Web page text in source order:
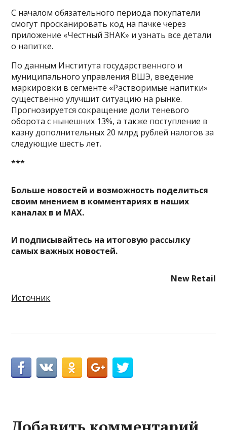
С началом обязательного периода покупатели
смогут просканировать код на пачке через
приложение «Честный ЗНАК» и узнать все детали
о напитке.
По данным Института государственного и
муниципального управления ВШЭ, введение
маркировки в сегменте «Растворимые напитки»
существенно улучшит ситуацию на рынке.
Прогнозируется сокращение доли теневого
оборота с нынешних 13%, а также поступление в
казну дополнительных 20 млрд рублей налогов за
следующие шесть лет.
***
Больше новостей и возможность поделиться
своим мнением в комментариях в наших
каналах в и MAX.
И подписывайтесь на итоговую рассылку
самых важных новостей.
New Retail
Источник